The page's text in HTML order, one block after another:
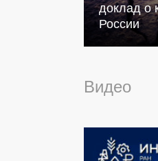
доклад о
России
Видео